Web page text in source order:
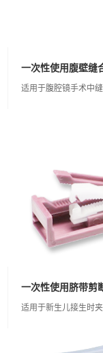
一次性使用腹壁缝
适用于腹腔镜手术中
一次性使用脐带剪
适用于新生儿接生时